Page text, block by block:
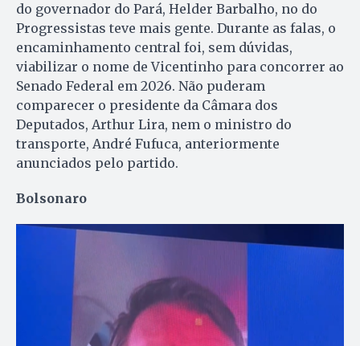
do governador do Pará, Helder Barbalho, no do
Progressistas teve mais gente. Durante as falas, o
encaminhamento central foi, sem dúvidas,
viabilizar o nome de Vicentinho para concorrer ao
Senado Federal em 2026. Não puderam
comparecer o presidente da Câmara dos
Deputados, Arthur Lira, nem o ministro do
transporte, André Fufuca, anteriormente
anunciados pelo partido.
Bolsonaro